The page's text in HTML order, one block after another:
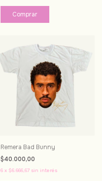
Comprar
Remera Bad Bunny
$40.000,00
6 x $6.666,67 sin interés